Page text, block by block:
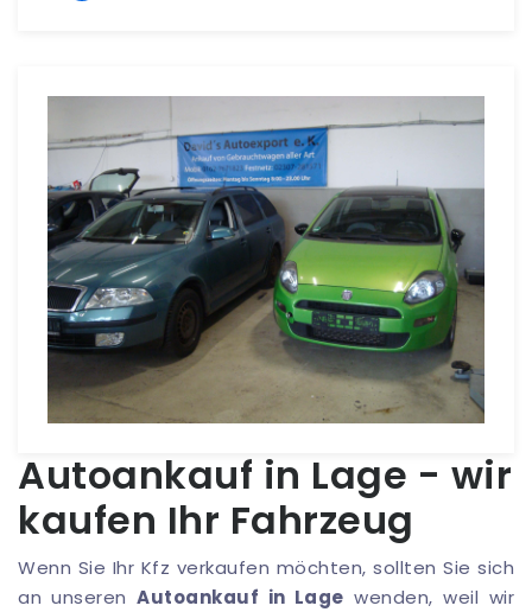
Autoankauf in Lage - wir
kaufen Ihr Fahrzeug
Wenn Sie Ihr Kfz verkaufen möchten, sollten Sie sich
an unserenAutoankauf in Lage wenden, weil wir